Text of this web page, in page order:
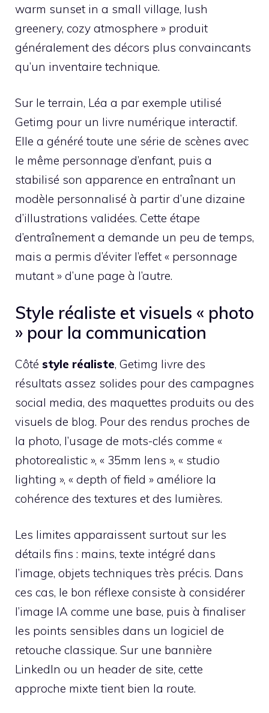
warm sunset in a small village, lush
greenery, cozy atmosphere » produit
généralement des décors plus convaincants
qu’un inventaire technique.
Sur le terrain, Léa a par exemple utilisé
Getimg pour un livre numérique interactif.
Elle a généré toute une série de scènes avec
le même personnage d’enfant, puis a
stabilisé son apparence en entraînant un
modèle personnalisé à partir d’une dizaine
d’illustrations validées. Cette étape
d’entraînement a demande un peu de temps,
mais a permis d’éviter l’effet « personnage
mutant » d’une page à l’autre.
Style réaliste et visuels « photo
» pour la communication
Côté style réaliste, Getimg livre des
résultats assez solides pour des campagnes
social media, des maquettes produits ou des
visuels de blog. Pour des rendus proches de
la photo, l’usage de mots-clés comme «
photorealistic », « 35mm lens », « studio
lighting », « depth of field » améliore la
cohérence des textures et des lumières.
Les limites apparaissent surtout sur les
détails fins : mains, texte intégré dans
l’image, objets techniques très précis. Dans
ces cas, le bon réflexe consiste à considérer
l’image IA comme une base, puis à finaliser
les points sensibles dans un logiciel de
retouche classique. Sur une bannière
LinkedIn ou un header de site, cette
approche mixte tient bien la route.